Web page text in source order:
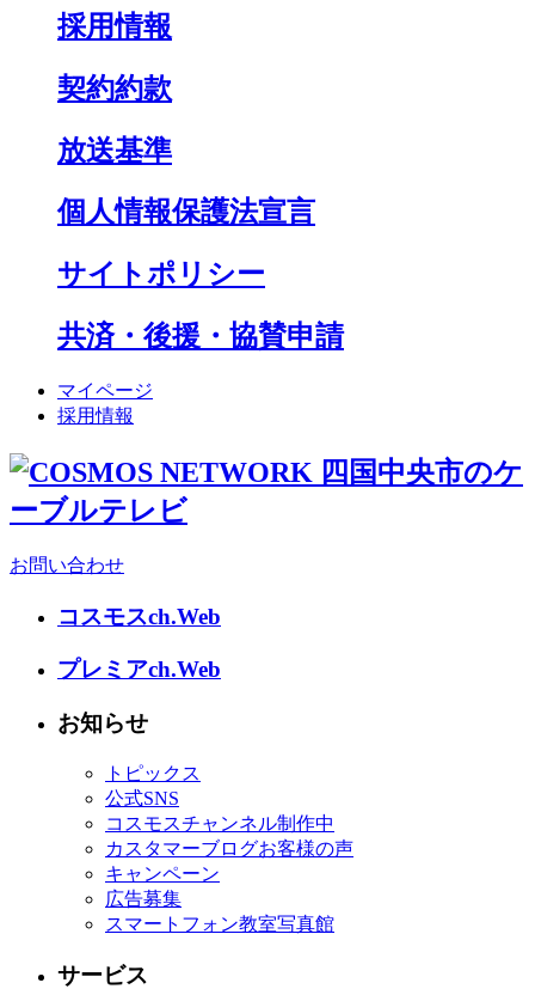
採用情報
契約約款
放送基準
個人情報保護法宣言
サイトポリシー
共済・後援・協賛申請
マイページ
採用情報
お問い合わせ
コスモスch.Web
プレミアch.Web
お知らせ
トピックス
公式SNS
コスモスチャンネル制作中
カスタマーブログお客様の声
キャンペーン
広告募集
スマートフォン教室写真館
サービス